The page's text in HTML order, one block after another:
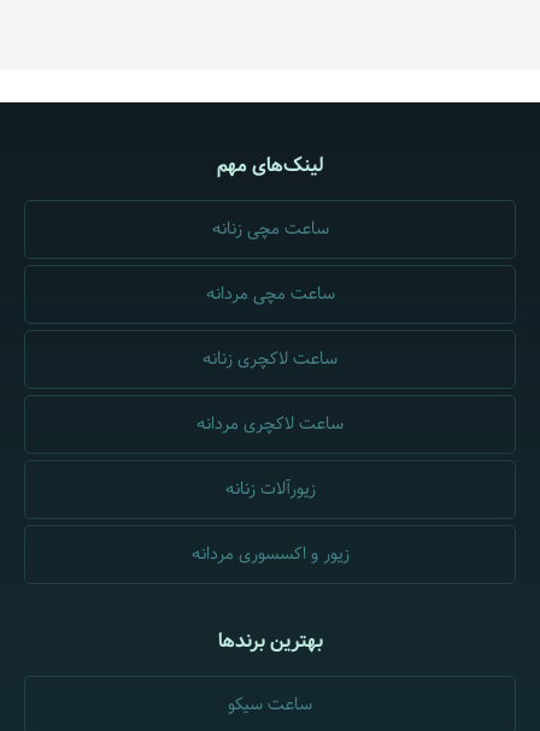
لینک‌های مهم
ساعت مچی زنانه
ساعت مچی مردانه
ساعت لاکچری زنانه
ساعت لاکچری مردانه
زیورآلات زنانه
زیور و اکسسوری مردانه
بهترین برندها
ساعت سیکو